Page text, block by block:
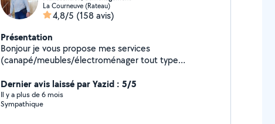
La Courneuve (Rateau)
4,8/5 (158 avis)
Présentation
Bonjour je vous propose mes services
(canapé/meubles/électroménager tout type
Merlin/point p/chantier/déménagement A votre
disposition 7/7 Confiance/rapidité/fiabilité en urgence
24/24
Dernier avis laissé par Yazid : 5/5
Il y a plus de 6 mois
Sympathique